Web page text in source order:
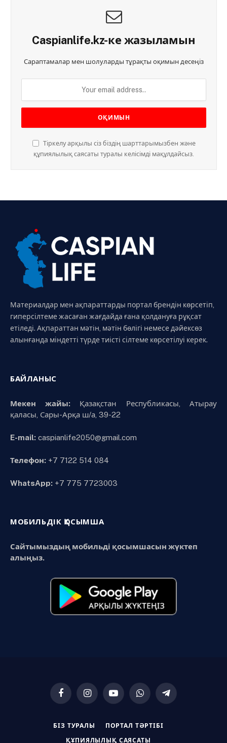
Caspianlife.kz-ке жазыламын
Сараптамалар мен шолуларды тұрақты оқимын десеңіз
Тіркелу арқылы сіз біздің шарттарымызбен және
құпиялылық саясаты туралы келісімді мақұлдайсыз.
Материалдар мен ақпараттарды портал брендін көрсетіп,
гиперсілтеме жасаған жағдайда ғана қолдануға рұқсат
етіледі. Ақпараттан мәтін, мәтін бөлігі немесе дәйексөз
алынғанда міндетті түрде тиісті сілтеме көрсетілуі керек.
БАЙЛАНЫС
Мекен жайы:Қазақстан Республикасы, Атырау
қаласы, Сары-Арқа ш/а, 39-22
E-mail: caspianlife2050@gmail.com
Телефон: +7 7122 514 084
WhatsApp: +7 775 7723003
МОБИЛЬДІК ҚОСЫМША
Сайтымыздың мобильді қосымшасын жүктеп
алыңыз.
FacebookInstagramYouTubeWhatsAppTelegram
БІЗ ТУРАЛЫ ПОРТАЛ ТӘРТІБІ
ҚҰПИЯЛЫЛЫҚ САЯСАТЫ